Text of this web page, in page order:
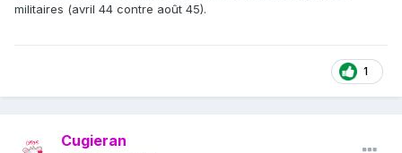
militaires (avril 44 contre août 45).
1
Cugieran